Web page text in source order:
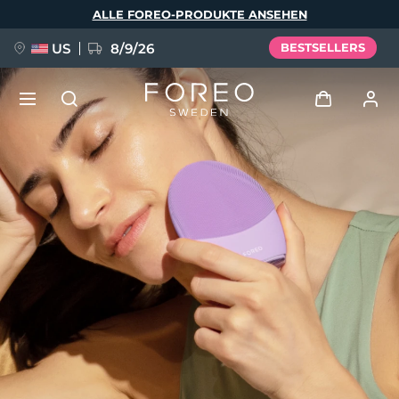
ALLE FOREO-PRODUKTE ANSEHEN
US 8/9/26 BESTSELLERS
Benutzerkonto
Meine Geräte
Meine Bestellungen
Meine Adressen
Meine Abonnements
NEU
FAQ™ Pure Beauty-Tech Elixir
BREAKING NEWS
issa™ Teeth Whitening Set
Sprache
English Deutsch
Español
Français
Italiano
Português
Svenska
Русский
Türkçe
简体中文 繁體中文